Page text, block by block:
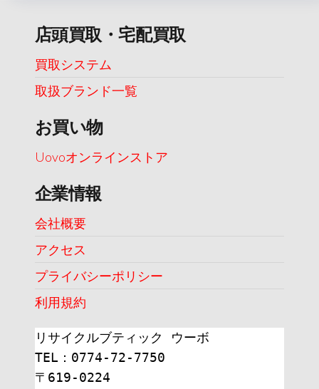
店頭買取・宅配買取
買取システム
取扱ブランド一覧
お買い物
Uovoオンラインストア
企業情報
会社概要
アクセス
プライバシーポリシー
利用規約
リサイクルブティック ウーボ
TEL：0774-72-7750
〒619-0224